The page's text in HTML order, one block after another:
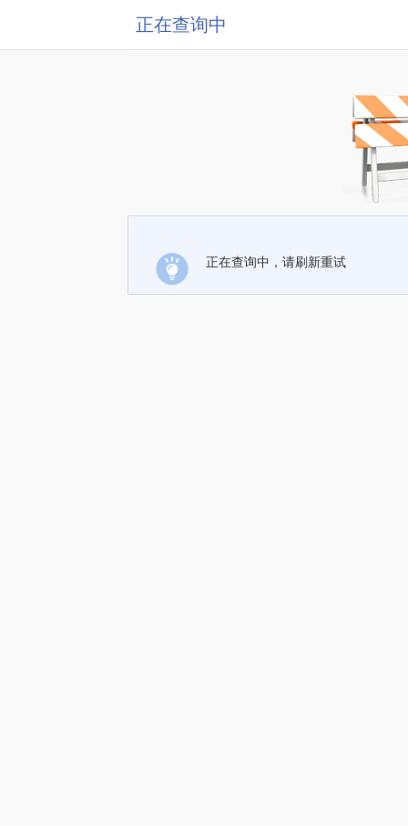
正在查询中
正在查询中，请刷新重试